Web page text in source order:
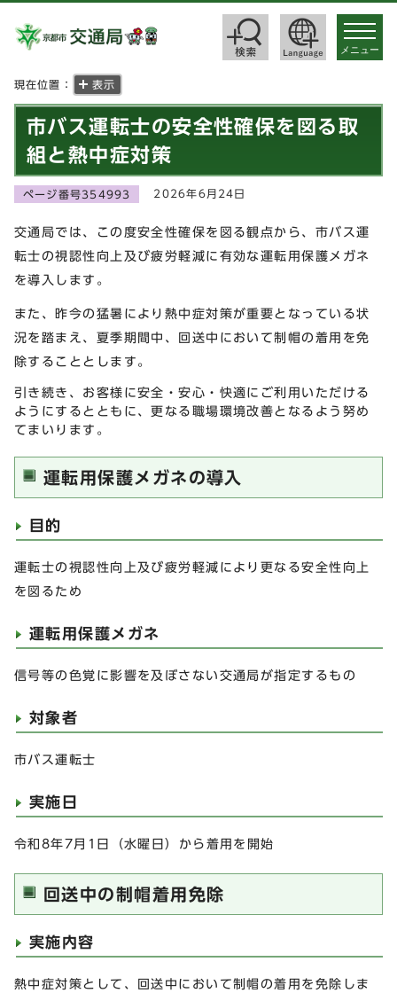
toggle
メニュー
現在位置： 表示
市バス運転士の安全性確保を図る取
組と熱中症対策
ページ番号354993 2026年6月24日
交通局では、この度安全性確保を図る観点から、市バス運
転士の視認性向上及び疲労軽減に有効な運転用保護メガネ
を導入します。
また、昨今の猛暑により熱中症対策が重要となっている状
況を踏まえ、夏季期間中、回送中において制帽の着用を免
除することとします。
引き続き、お客様に安全・安心・快適にご利用いただける
ようにするとともに、更なる職場環境改善となるよう努め
てまいります。
運転用保護メガネの導入
目的
運転士の視認性向上及び疲労軽減により更なる安全性向上
を図るため
運転用保護メガネ
信号等の色覚に影響を及ぼさない交通局が指定するもの
対象者
市バス運転士
実施日
令和8年7月1日（水曜日）から着用を開始
回送中の制帽着用免除
実施内容
熱中症対策として、回送中において制帽の着用を免除しま